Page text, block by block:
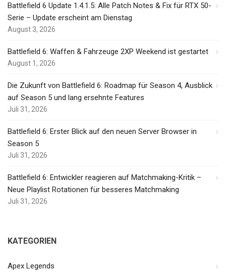
Battlefield 6 Update 1.4.1.5: Alle Patch Notes & Fix für RTX 50-
Serie – Update erscheint am Dienstag
August 3, 2026
Battlefield 6: Waffen & Fahrzeuge 2XP Weekend ist gestartet
August 1, 2026
Die Zukunft von Battlefield 6: Roadmap für Season 4, Ausblick
auf Season 5 und lang ersehnte Features
Juli 31, 2026
Battlefield 6: Erster Blick auf den neuen Server Browser in
Season 5
Juli 31, 2026
Battlefield 6: Entwickler reagieren auf Matchmaking-Kritik –
Neue Playlist Rotationen für besseres Matchmaking
Juli 31, 2026
KATEGORIEN
Apex Legends